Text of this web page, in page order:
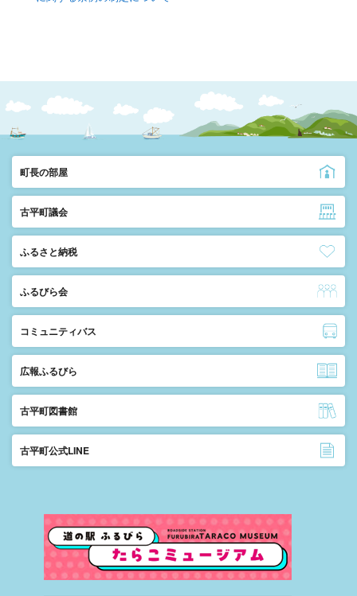
町長の部屋
古平町議会
ふるさと納税
ふるびら会
コミュニティバス
広報ふるびら
古平町図書館
古平町公式LINE